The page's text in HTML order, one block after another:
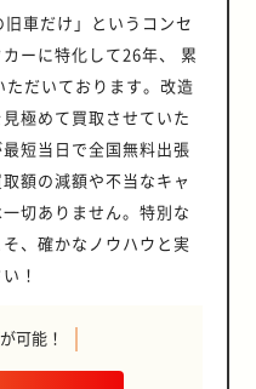
車だけ」というコンセ
ーに特化して26年、 累
だいております。改造
極めて買取させていた
短当日で全国無料出張
額の減額や不当なキャ
切ありません。特別な
、確かなノウハウと実
！
可能！